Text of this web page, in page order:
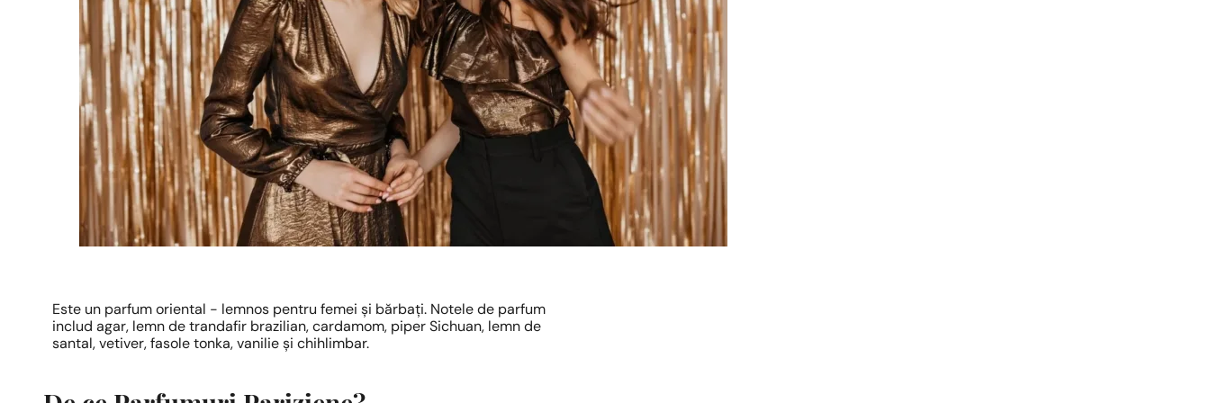
Este un parfum oriental - lemnos pentru femei și bărbați. Notele de parfum
includ agar, lemn de trandafir brazilian, cardamom, piper Sichuan, lemn de
santal, vetiver, fasole tonka, vanilie și chihlimbar.